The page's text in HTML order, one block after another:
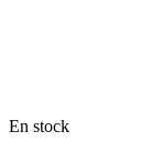
En stock